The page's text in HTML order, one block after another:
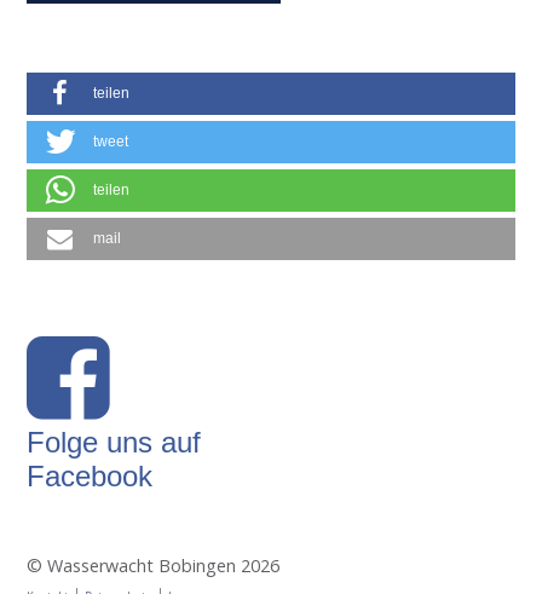
teilen
tweet
teilen
mail
Folge uns auf
Facebook
© Wasserwacht Bobingen 2026